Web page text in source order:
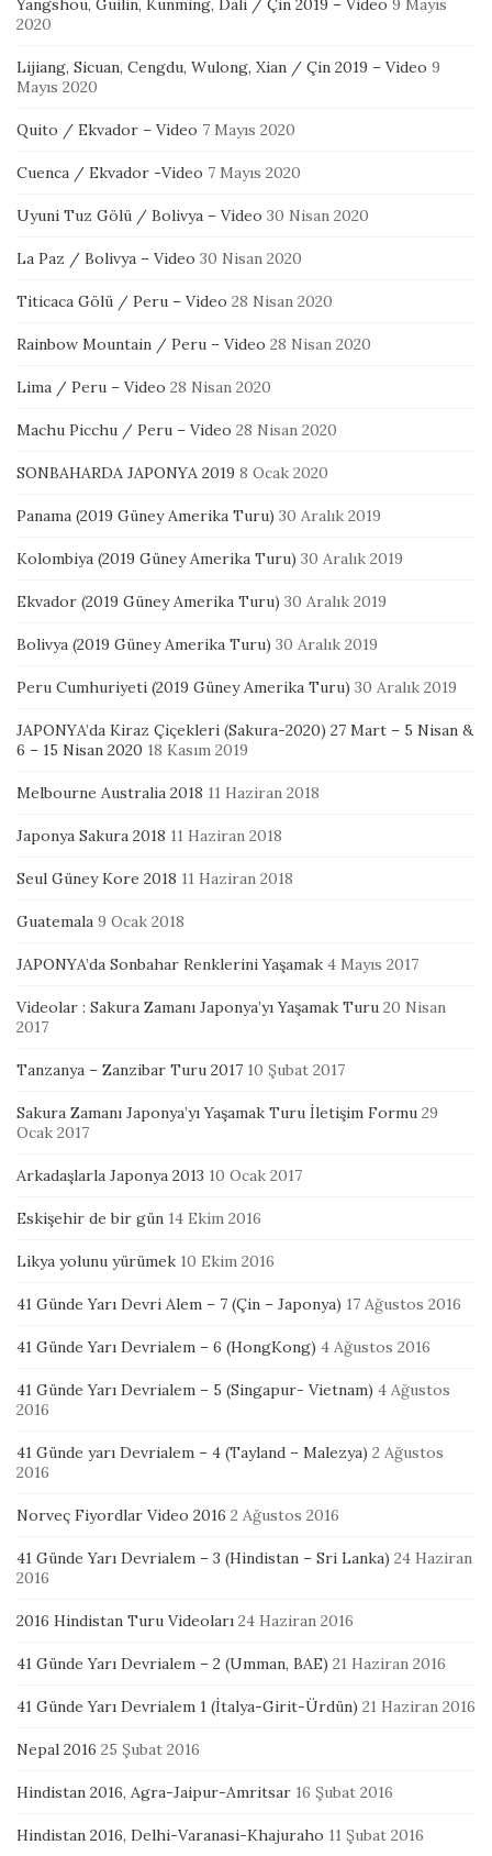
Yangshou, Guilin, Kunming, Dali / Çin 2019 – Video 9 Mayıs
2020
Lijiang, Sicuan, Cengdu, Wulong, Xian / Çin 2019 – Video 9
Mayıs 2020
Quito / Ekvador – Video 7 Mayıs 2020
Cuenca / Ekvador -Video 7 Mayıs 2020
Uyuni Tuz Gölü / Bolivya – Video 30 Nisan 2020
La Paz / Bolivya – Video 30 Nisan 2020
Titicaca Gölü / Peru – Video 28 Nisan 2020
Rainbow Mountain / Peru – Video 28 Nisan 2020
Lima / Peru – Video 28 Nisan 2020
Machu Picchu / Peru – Video 28 Nisan 2020
SONBAHARDA JAPONYA 2019 8 Ocak 2020
Panama (2019 Güney Amerika Turu) 30 Aralık 2019
Kolombiya (2019 Güney Amerika Turu) 30 Aralık 2019
Ekvador (2019 Güney Amerika Turu) 30 Aralık 2019
Bolivya (2019 Güney Amerika Turu) 30 Aralık 2019
Peru Cumhuriyeti (2019 Güney Amerika Turu) 30 Aralık 2019
JAPONYA’da Kiraz Çiçekleri (Sakura-2020) 27 Mart – 5 Nisan &
6 – 15 Nisan 2020 18 Kasım 2019
Melbourne Australia 2018 11 Haziran 2018
Japonya Sakura 2018 11 Haziran 2018
Seul Güney Kore 2018 11 Haziran 2018
Guatemala 9 Ocak 2018
JAPONYA’da Sonbahar Renklerini Yaşamak 4 Mayıs 2017
Videolar : Sakura Zamanı Japonya’yı Yaşamak Turu 20 Nisan
2017
Tanzanya – Zanzibar Turu 2017 10 Şubat 2017
Sakura Zamanı Japonya’yı Yaşamak Turu İletişim Formu 29
Ocak 2017
Arkadaşlarla Japonya 2013 10 Ocak 2017
Eskişehir de bir gün 14 Ekim 2016
Likya yolunu yürümek 10 Ekim 2016
41 Günde Yarı Devri Alem – 7 (Çin – Japonya) 17 Ağustos 2016
41 Günde Yarı Devrialem – 6 (HongKong) 4 Ağustos 2016
41 Günde Yarı Devrialem – 5 (Singapur- Vietnam) 4 Ağustos
2016
41 Günde yarı Devrialem – 4 (Tayland – Malezya) 2 Ağustos
2016
Norveç Fiyordlar Video 2016 2 Ağustos 2016
41 Günde Yarı Devrialem – 3 (Hindistan – Sri Lanka) 24 Haziran
2016
2016 Hindistan Turu Videoları 24 Haziran 2016
41 Günde Yarı Devrialem – 2 (Umman, BAE) 21 Haziran 2016
41 Günde Yarı Devrialem 1 (İtalya-Girit-Ürdün) 21 Haziran 2016
Nepal 2016 25 Şubat 2016
Hindistan 2016, Agra-Jaipur-Amritsar 16 Şubat 2016
Hindistan 2016, Delhi-Varanasi-Khajuraho 11 Şubat 2016